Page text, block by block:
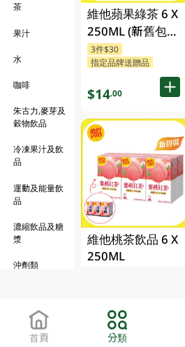
茶
果汁
水
咖啡
朱古力,麥芽及
穀物飲品
冷凍果汁及飲
品
運動及能量飲
品
濃縮飲品及糖
漿
沖劑類
維他蘋果綠茶 6 X
250ML (新舊包裝
隨機發貨)
3件$30
指定品牌送贈品
$14.00
維他桃茶飲品 6 X
250ML
$14.00
首頁 分類